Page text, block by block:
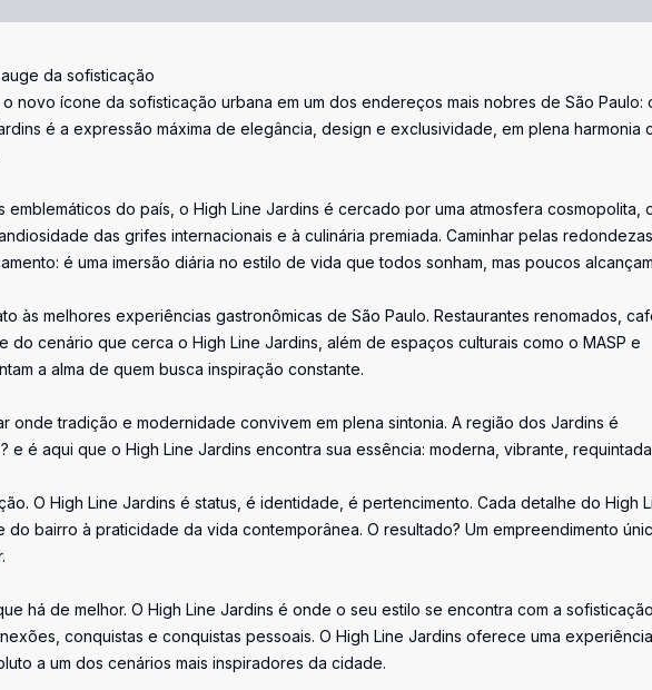
da sofisticação
novo ícone da sofisticação urbana em um dos endereços mais nobres de São Paulo:
é a expressão máxima de elegância, design e exclusividade, em plena harmonia
emblemáticos do país, o High Line Jardins é cercado por uma atmosfera cosmopolita,
das grifes internacionais e à culinária premiada. Caminhar pelas
é uma imersão diária no estilo de vida que todos sonham, mas poucos
às melhores experiências gastronômicas de São Paulo. Restaurantes renomados,
do cenário que cerca o High Line Jardins, além de espaços culturais como o MASP e
a alma de quem busca inspiração constante.
onde tradição e modernidade convivem em plena sintonia. A região dos Jardins é
e é aqui que o High Line Jardins encontra sua essência: moderna, vibrante,
O High Line Jardins é status, é identidade, é pertencimento. Cada detalhe do High
bairro à praticidade da vida contemporânea. O resultado? Um empreendimento
há de melhor. O High Line Jardins é onde o seu estilo se encontra com a
conquistas e conquistas pessoais. O High Line Jardins oferece uma experiência
a um dos cenários mais inspiradores da cidade.